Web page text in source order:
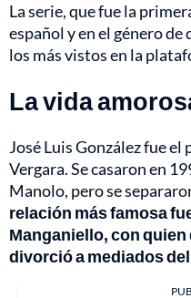
La serie, que fue la
español y en el género
los más vistos en la
La vida
José Luis González fue el
Vergara. Se casaron en
Manolo, pero se
relación más famosa
Manganiello, con quien
divorció a mediados